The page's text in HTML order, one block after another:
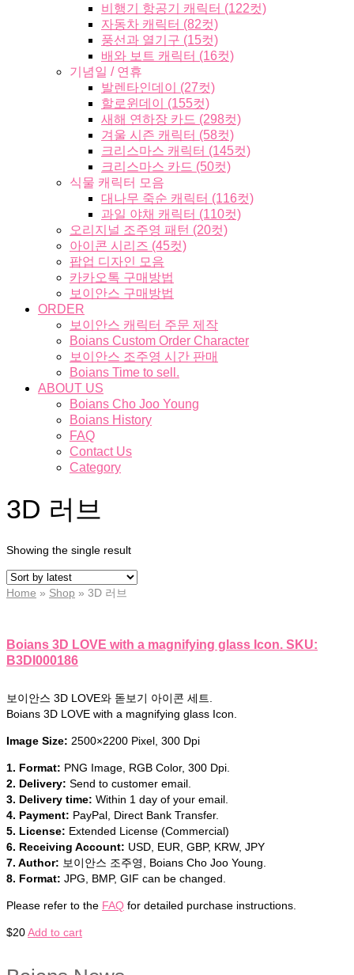
비행기 항공기 캐릭터 (122컷)
자동차 캐릭터 (82컷)
풍선과 열기구 (15컷)
배와 보트 캐릭터 (16컷)
기념일 / 연휴
발렌타인데이 (27컷)
할로윈데이 (155컷)
새해 연하장 카드 (298컷)
겨울 시즌 캐릭터 (58컷)
크리스마스 캐릭터 (145컷)
크리스마스 카드 (50컷)
식물 캐릭터 모음
대나무 죽순 캐릭터 (116컷)
과일 야채 캐릭터 (110컷)
오리지널 조주영 패턴 (20컷)
아이콘 시리즈 (45컷)
팝업 디자인 모음
카카오톡 구매방법
보이안스 구매방법
ORDER
보이안스 캐릭터 주문 제작
Boians Custom Order Character
보이안스 조주영 시간 판매
Boians Time to sell.
ABOUT US
Boians Cho Joo Young
Boians History
FAQ
Contact Us
Category
3D 러브
Showing the single result
Home » Shop » 3D 러브
Boians 3D LOVE with a magnifying glass Icon. SKU:
B3DI000186
보이안스 3D LOVE와 돋보기 아이콘 세트.
Boians 3D LOVE with a magnifying glass Icon.
Image Size: 2500×2200 Pixel, 300 Dpi
1. Format: PNG Image, RGB Color, 300 Dpi.
2. Delivery: Send to customer email.
3. Delivery time: Within 1 day of your email.
4. Payment: PayPal, Direct Bank Transfer.
5. License: Extended License (Commercial)
6. Receiving Account: USD, EUR, GBP, KRW, JPY
7. Author: 보이안스 조주영, Boians Cho Joo Young.
8. Format: JPG, BMP, GIF can be changed.
Please refer to the FAQ for detailed purchase instructions.
$20Add to cart